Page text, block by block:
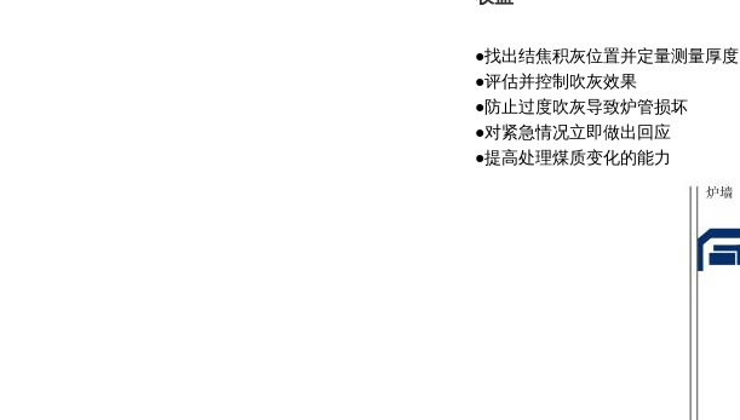
●找出结焦积灰位置并定量测量厚度
●评估并控制吹灰效果
●防止过度吹灰导致炉管损坏
●对紧急情况立即做出回应
●提高处理煤质变化的能力